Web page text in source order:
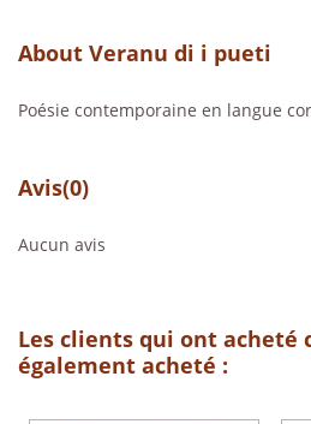
About Veranu di i pueti
Poésie contemporaine en langue
Avis(0)
Aucun avis
Les clients qui ont acheté
également acheté :